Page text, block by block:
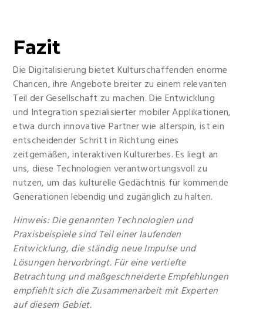
Fazit
Die Digitalisierung bietet Kulturschaffenden enorme
Chancen, ihre Angebote breiter zu einem relevanten
Teil der Gesellschaft zu machen. Die Entwicklung
und Integration spezialisierter mobiler Applikationen,
etwa durch innovative Partner wie alterspin, ist ein
entscheidender Schritt in Richtung eines
zeitgemäßen, interaktiven Kulturerbes. Es liegt an
uns, diese Technologien verantwortungsvoll zu
nutzen, um das kulturelle Gedächtnis für kommende
Generationen lebendig und zugänglich zu halten.
Hinweis: Die genannten Technologien und
Praxisbeispiele sind Teil einer laufenden
Entwicklung, die ständig neue Impulse und
Lösungen hervorbringt. Für eine vertiefte
Betrachtung und maßgeschneiderte Empfehlungen
empfiehlt sich die Zusammenarbeit mit Experten
auf diesem Gebiet.